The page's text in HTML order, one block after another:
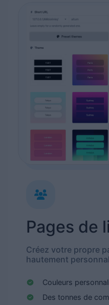
Pages de
Créez votre propre
hautement
Couleurs
Des tonnes de